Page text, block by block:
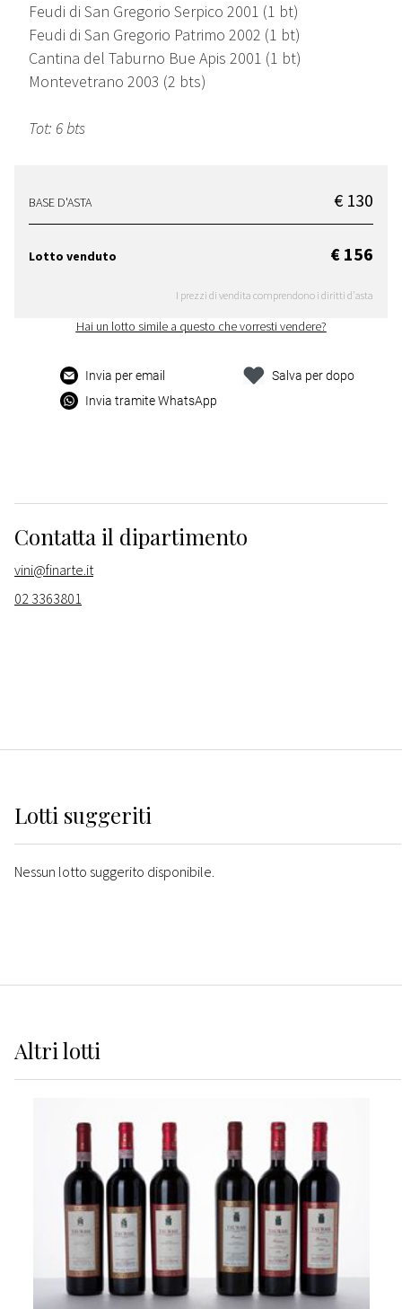
Feudi di San Gregorio Serpico 2001 (1 bt)
Feudi di San Gregorio Patrimo 2002 (1 bt)
Cantina del Taburno Bue Apis 2001 (1 bt)
Montevetrano 2003 (2 bts)
Tot: 6 bts
BASE D'ASTA € 130
Lotto venduto € 156
I prezzi di vendita comprendono i diritti d'asta
Hai un lotto simile a questo che vorresti vendere?
Invia per email
Invia tramite WhatsApp
Salva per dopo
Contatta il dipartimento
vini@finarte.it
02 3363801
Lotti suggeriti
Nessun lotto suggerito disponibile.
Altrilotti